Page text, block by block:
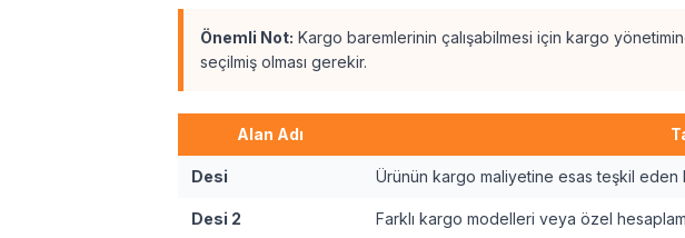
Önemli Not: Kargo baremlerinin çalışabilmesi için kargo
seçilmiş olması gerekir.
Alan Adı
Desi Ürünün kargo maliyetine esas teşkil eden
Desi 2 Farklı kargo modelleri veya özel